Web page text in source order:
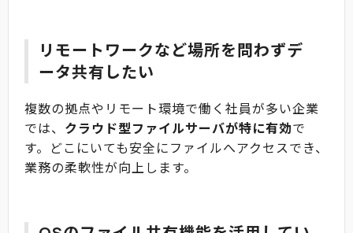
リモートワークなど場所を問わずデ
ータ共有したい
複数の拠点やリモート環境で働く社員が多い企業
では、 クラウド型ファイルサーバが特に有効で
す。どこにいても安全にファイルへアクセスでき、
業務の柔軟性が向上します。